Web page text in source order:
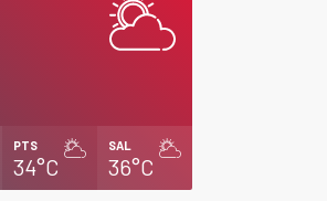
PTS
34°C
SAL
36°C